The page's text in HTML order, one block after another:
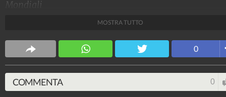
Mondiali
MOSTRA TUTTO
0
COMMENTA 0